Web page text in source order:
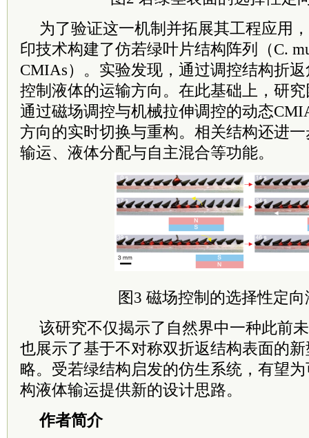
为了验证这一机制并拓展其工程应用
印技术构建了仿若绿叶片结构阵列（C.
CMIAs）。实验发现，通过调控结构折
控制液体的运输方向。在此基础上，研
通过磁场调控与机械拉伸调控的动态
方向的实时切换与重构。相关结构还进
输运、液体分配与自主混合等功能。
图3 磁场控制的选择性定
该研究不仅揭示了自然界中一种此前
也展示了基于不对称双折返结构表面的
略。受若绿结构启发的仿生系统，有望
构液体输运提供新的设计思路。
作者简介